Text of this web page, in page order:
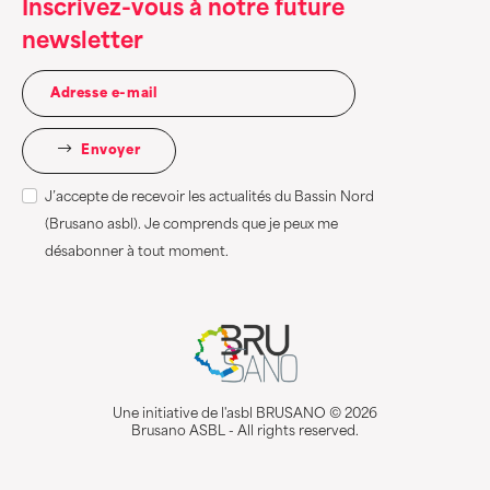
Inscrivez-vous à notre future
newsletter
Envoyer
J’accepte de recevoir les actualités du Bassin Nord
(Brusano asbl). Je comprends que je peux me
désabonner à tout moment.
Une initiative de l'asbl BRUSANO © 2026
Brusano ASBL - All rights reserved.